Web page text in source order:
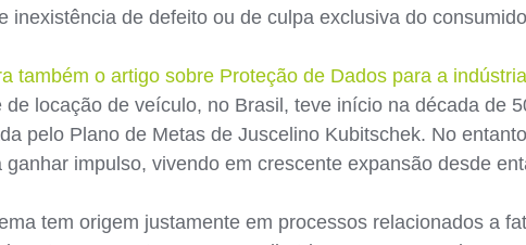
inexistência de defeito ou de culpa exclusiva do
também o artigo sobre Proteção de Dados para a
de locação de veículo, no Brasil, teve início na década de
pelo Plano de Metas de Juscelino Kubitschek. No
ganhar impulso, vivendo em crescente expansão desde
tem origem justamente em processos relacionados a